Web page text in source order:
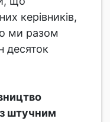
керівників,
ми разом
десяток
штучним